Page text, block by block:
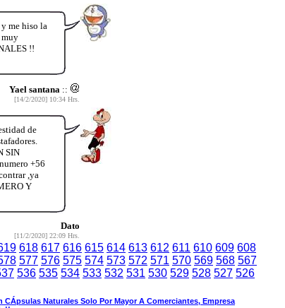
me hiso la
!!
Yael santana ::
[14/2/2020] 10:34 Hrs.
de
SIN
+56
,ya
Y
Dato
[11/2/2020] 22:09 Hrs.
618 617 616 615 614 613 612 611 610 609 608
577 576 575 574 573 572 571 570 569 568 567
536 535 534 533 532 531 530 529 528 527 526
CÁpsulas Naturales Solo Por Mayor A Comerciantes, Empresa